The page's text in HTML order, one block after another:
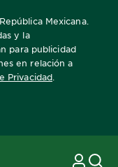
Mexicana.
y la
para publicidad
en relación a
Privacidad
el cuidado del cabello